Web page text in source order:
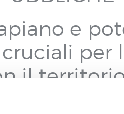
e
per
il
del Gruppo